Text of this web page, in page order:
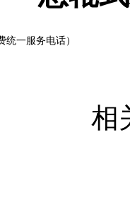
统一服务电话）
相